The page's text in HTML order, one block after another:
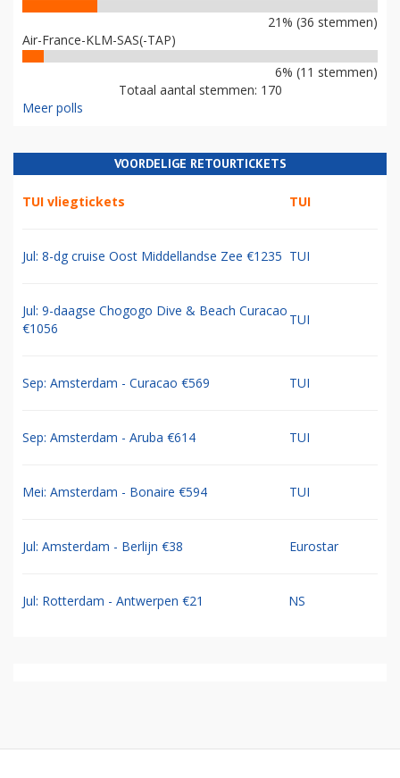
21% (36 stemmen)
Air-France-KLM-SAS(-TAP)
6% (11 stemmen)
Totaal aantal stemmen: 170
Meer polls
VOORDELIGE RETOURTICKETS
TUI vliegtickets TUI
Jul: 8-dg cruise Oost Middellandse Zee €1235 TUI
Jul: 9-daagse Chogogo Dive & Beach Curacao
€1056
TUI
Sep: Amsterdam - Curacao €569 TUI
Sep: Amsterdam - Aruba €614 TUI
Mei: Amsterdam - Bonaire €594 TUI
Jul: Amsterdam - Berlijn €38 Eurostar
Jul: Rotterdam - Antwerpen €21 NS